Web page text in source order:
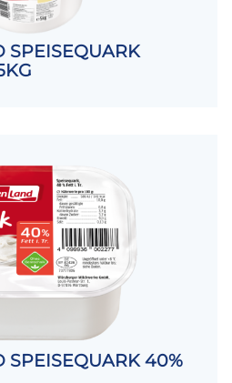
SPEISEQUARK
SPEISEQUARK 40%